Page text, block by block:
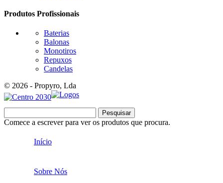
Produtos Profissionais
Baterias
Balonas
Monotiros
Repuxos
Candelas
© 2026 - Propyro, Lda
Pesquisar
Comece a escrever para ver os produtos que procura.
Início
Sobre Nós